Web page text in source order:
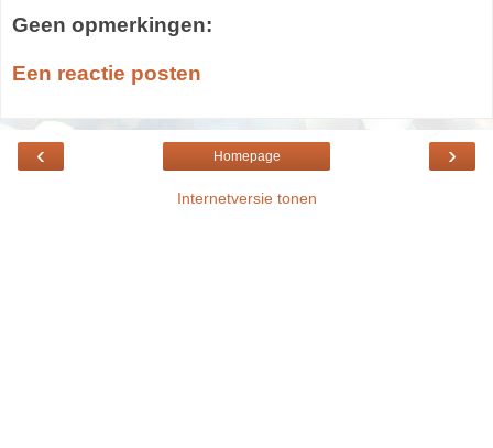
Geen opmerkingen:
Een reactie posten
‹ ›
Homepage
Internetversie tonen